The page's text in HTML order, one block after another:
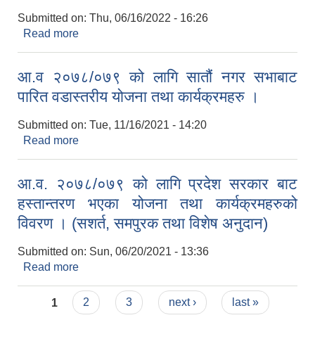
Submitted on: Thu, 06/16/2022 - 16:26
Read more
आ.व २०७८/०७९ को लागि सातौं नगर सभाबाट
पारित वडास्तरीय योजना तथा कार्यक्रमहरु ।
Submitted on: Tue, 11/16/2021 - 14:20
Read more
आ.व. २०७८/०७९ को लागि प्रदेश सरकार बाट
हस्तान्तरण भएका योजना तथा कार्यक्रमहरुको
विवरण । (सशर्त, समपुरक तथा विशेष अनुदान)
Submitted on: Sun, 06/20/2021 - 13:36
Read more
(सशर्त, समपुरक तथा विशेष अनुदान)
Pages
1 2 3 next › last »